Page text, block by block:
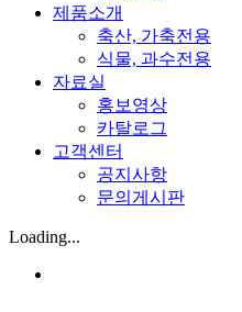
제품소개
축산, 가축전용
식물, 과수전용
자료실
홍보영상
카탈로그
고객센터
공지사항
문의게시판
Loading...